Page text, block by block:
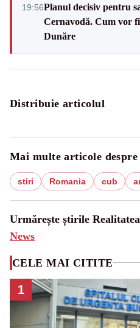
19:56Planul decisiv pentru
Cernavodă. Cum vor
Dunăre
Distribuie articolul
Mai multe articole despre
stiri Romania cub
Urmărește știrile
News
CELE MAI CITITE
1